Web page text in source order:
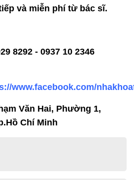
và miễn phí từ bác sĩ.
8292 - 0937 10 2346
www.facebook.com/
Văn Hai, Phường 1,
Chí Minh